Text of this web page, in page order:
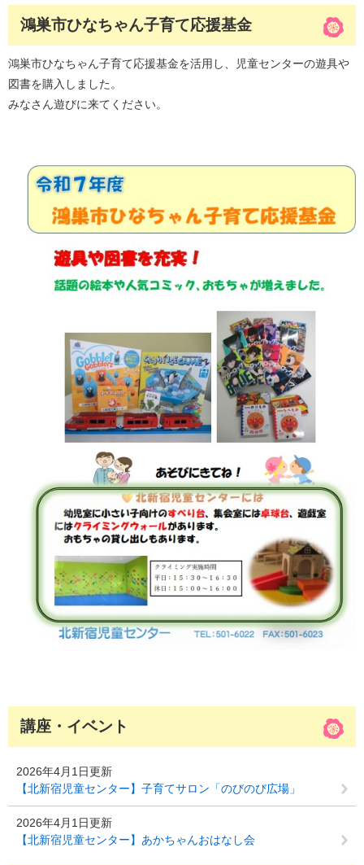
鴻巣市ひなちゃん子育て応援基金
鴻巣市ひなちゃん子育て応援基金を活用し、児童センターの遊具や
図書を購入しました。
みなさん遊びに来てください。
講座・イベント
2026年4月1日更新
【北新宿児童センター】子育てサロン「のびのび広場」
2026年4月1日更新
【北新宿児童センター】あかちゃんおはなし会